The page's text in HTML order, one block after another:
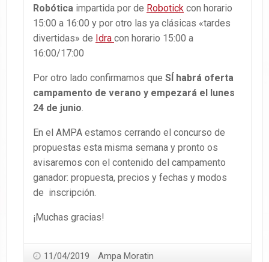
Robótica impartida por de Robotick con horario
15:00 a 16:00 y por otro las ya clásicas «tardes
divertidas» de Idra con horario 15:00 a
16:00/17:00
Por otro lado confirmamos que SÍ habrá oferta
campamento de verano y empezará el lunes
24 de junio
En el AMPA estamos cerrando el concurso de
propuestas esta misma semana y pronto os
avisaremos con el contenido del campamento
ganador: propuesta, precios y fechas y modos
de inscripción.
¡Muchas gracias!
11/04/2019 Ampa Moratin